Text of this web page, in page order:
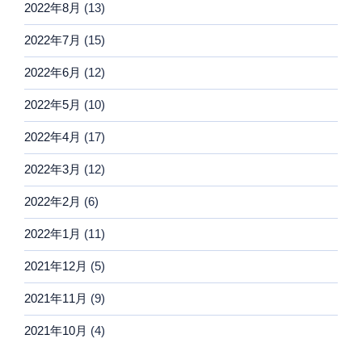
2022年8月 (13)
2022年7月 (15)
2022年6月 (12)
2022年5月 (10)
2022年4月 (17)
2022年3月 (12)
2022年2月 (6)
2022年1月 (11)
2021年12月 (5)
2021年11月 (9)
2021年10月 (4)